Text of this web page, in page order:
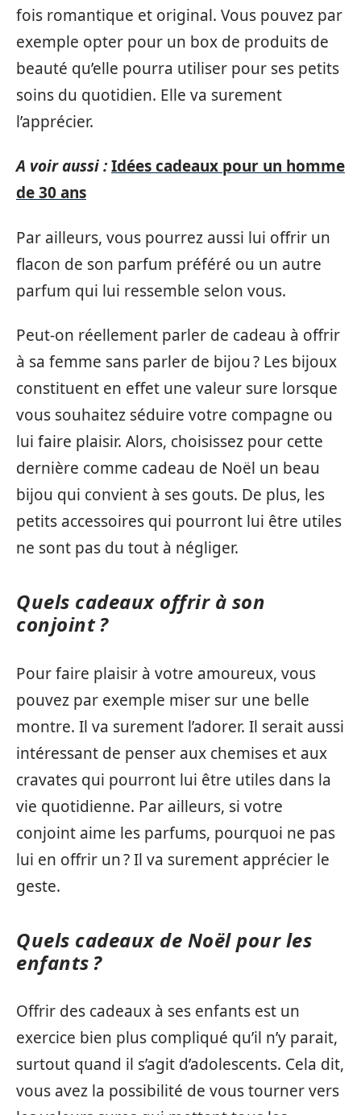
fois romantique et original. Vous pouvez par
exemple opter pour un box de produits de
beauté qu’elle pourra utiliser pour ses petits
soins du quotidien. Elle va surement
l’apprécier.
A voir aussi :Idées cadeaux pour un homme
de 30 ans
Par ailleurs, vous pourrez aussi lui offrir un
flacon de son parfum préféré ou un autre
parfum qui lui ressemble selon vous.
Peut-on réellement parler de cadeau à offrir
à sa femme sans parler de bijou ? Les bijoux
constituent en effet une valeur sure lorsque
vous souhaitez séduire votre compagne ou
lui faire plaisir. Alors, choisissez pour cette
dernière comme cadeau de Noël un beau
bijou qui convient à ses gouts. De plus, les
petits accessoires qui pourront lui être utiles
ne sont pas du tout à négliger.
Quels cadeaux offrir à son
conjoint ?
Pour faire plaisir à votre amoureux, vous
pouvez par exemple miser sur une belle
montre. Il va surement l’adorer. Il serait aussi
intéressant de penser aux chemises et aux
cravates qui pourront lui être utiles dans la
vie quotidienne. Par ailleurs, si votre
conjoint aime les parfums, pourquoi ne pas
lui en offrir un ? Il va surement apprécier le
geste.
Quels cadeaux de Noël pour les
enfants ?
Offrir des cadeaux à ses enfants est un
exercice bien plus compliqué qu’il n’y parait,
surtout quand il s’agit d’adolescents. Cela dit,
vous avez la possibilité de vous tourner vers